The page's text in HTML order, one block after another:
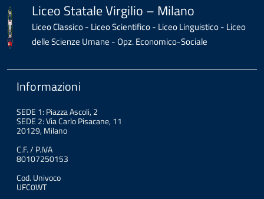
Liceo Statale Virgilio – Milano
Liceo Classico - Liceo Scientifico - Liceo Linguistico - Liceo
delle Scienze Umane - Opz. Economico-Sociale
Informazioni
SEDE 1: Piazza Ascoli, 2
SEDE 2: Via Carlo Pisacane, 11
20129, Milano
C.F. / P.IVA
80107250153
Cod. Univoco
UFC0WT